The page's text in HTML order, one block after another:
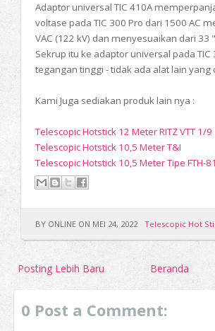
Adaptor universal TIC 410A
voltase pada TIC 300 Pro dari 1500 AC
VAC (122 kV) dan menyesuaikan dari 33
Sekrup itu ke adaptor universal pada TIC
tegangan tinggi - tidak ada alat lain yang
Kami Juga sediakan produk lain nya :
Telescopic Hotstick 12 Meter RITZ VTT 1/9
Telescopic Hotstick 10,5 Meter T&I
Telescopic Hotstick 10,5 Meter Tipe FTH-
BY ONLINE ON MEI 24, 2022 Telescopic Hot
Posting Lebih Baru Beranda
0 Post a Comment: